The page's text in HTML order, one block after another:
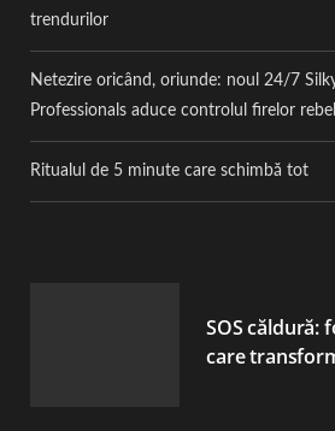
trendurilor
Netezire oricând, oriunde: noul 24/7
Professionals aduce controlul firelor
Ritualul de 5 minute care schimbă tot
SOS căldură:
care